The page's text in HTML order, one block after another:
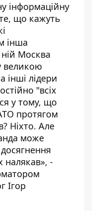
інформаційну
що кажуть
інша
Москва
великою
інші лідери
"всіх
у тому, що
протягом
Ніхто. Але
може
налякав», -
Ігор